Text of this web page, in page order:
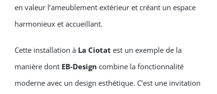
en valeur l’ameublement extérieur et créant un espace
harmonieux et accueillant.
Cette installation à La Ciotat est un exemple de la
manière dont EB-Design combine la fonctionnalité
moderne avec un design esthétique. C’est une invitation